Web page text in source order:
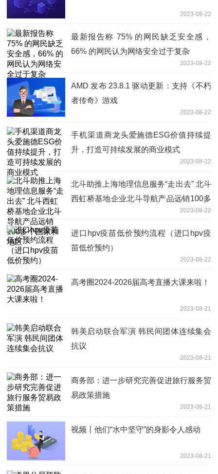
2023-08-22
最新报告称 75% 的网民缺乏安全感，
66% 的网民认为网络安全过于复杂
2023-08-22
AMD 发布 23.8.1 驱动更新：支持《不朽
者传奇》游戏
2023-08-22
手机渠道商龙头爱施德ESG价值持续提
升，打造可持续发展的商业模式
2023-08-22
北斗助推上海地理信息服务“走出去” 北斗
西虹桥基地企业北斗导航产品远销100多
2023-08-22
进口hpv疫苗低价预约流程（进口hpv疫
苗低价预约）
2023-08-22
高考圈2024-2026届高考直播大课来啦！
2023-08-21
韩美启动联合军演 韩民间团体连续集会
抗议
2023-08-21
商务部：进一步研究完善促进旅行服务贸
易政策措施
2023-08-21
视频丨他们“水中坚守”的身影令人感动
2023-08-21